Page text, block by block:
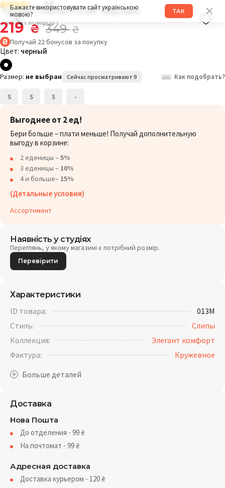
Бажаєте використовувати сайт українською
мовою?
ТАК
4.4
Трусы слипы 013M черный
Элегант комфорт
219 ₴ 349₴
Получай 22 бонусов за покупку
Цвет: черный
Размер: не выбран Сейчас просматривают 9 Как подобрать?
S S S -
Выгоднее от 2 ед!
Бери больше – плати меньше! Получай дополнительную
выгоду в корзине:
2 еденицы – 5%
3 еденицы – 10%
4 и больше– 15%
(Детальные условия)
Ассортимент
Наявність у студіях
Переглянь, у якому магазині є потрібний розмір.
Перевірити
Характеристики
ID товара:
013M
Стиль:
Слипы
Коллекция:
Элегант комфорт
Фактура:
Кружевное
Доставка
Нова Пошта
До отделения - 99₴
На почтомат - 99₴
Адресная доставка
Доставка курьером - 120₴